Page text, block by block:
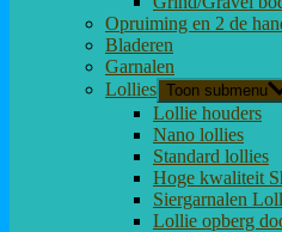
Opruiming en 2 de
Bladeren
Garnalen
Lollies Toon submenu
Lollie houders
Nano lollies
Standard lollies
Hoge kwaliteit
Siergarnalen
Lollie opberg